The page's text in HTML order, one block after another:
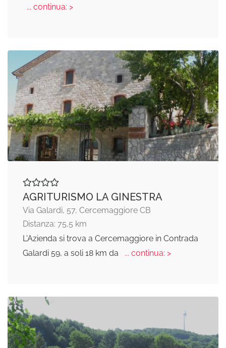
... continua: >
AGRITURISMO LA GINESTRA
Via Galardi, 57, Cercemaggiore CB
Distanza: 75,5 km
L'Azienda si trova a Cercemaggiore in Contrada
Galardi 59, a soli 18 km da
... continua: >